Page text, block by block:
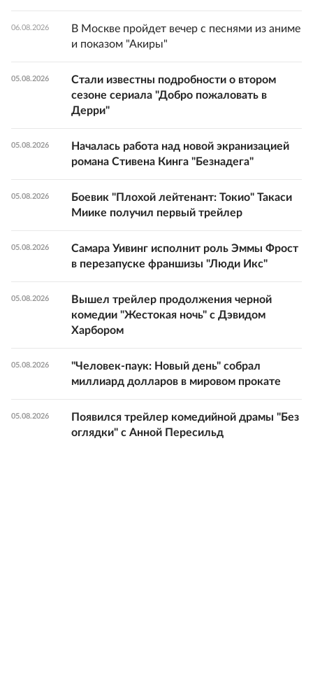
06.08.2026
В Москве пройдет вечер с песнями из аниме
и показом "Акиры"
05.08.2026
Стали известны подробности о втором
сезоне сериала "Добро пожаловать в
Дерри"
05.08.2026
Началась работа над новой экранизацией
романа Стивена Кинга "Безнадега"
05.08.2026
Боевик "Плохой лейтенант: Токио" Такаси
Миике получил первый трейлер
05.08.2026
Самара Уивинг исполнит роль Эммы Фрост
в перезапуске франшизы "Люди Икс"
05.08.2026
Вышел трейлер продолжения черной
комедии "Жестокая ночь" с Дэвидом
Харбором
05.08.2026
"Человек-паук: Новый день" собрал
миллиард долларов в мировом прокате
05.08.2026
Появился трейлер комедийной драмы "Без
оглядки" с Анной Пересильд